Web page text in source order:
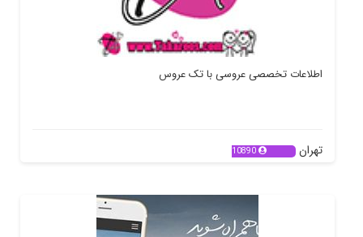
اطلاعات تخصصی عروسی با تک عروس
تهران 10890